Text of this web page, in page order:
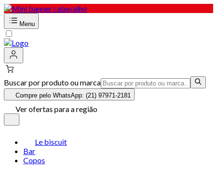
Menu
Buscar por produto ou marca
Compre pelo WhatsApp: (21) 97971-2181
Ver ofertas para a região
Le biscuit
Bar
Copos